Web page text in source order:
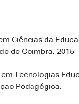
Ciências da
de Coimbra, 2015
em Tecnologias
Pedagógica.